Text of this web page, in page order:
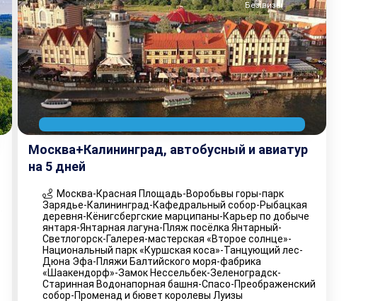
Без визы
Москва+Калининград, автобусный и авиатур
на 5 дней
Москва-Красная Площадь-Воробьвы горы-парк
Зарядье-Калининград-Кафедральный собор-Рыбацкая
деревня-Кёнигсбергские марципаны-Карьер по добыче
янтаря-Янтарная лагуна-Пляж посёлка Янтарный-
Светлогорск-Галерея-мастерская «Второе солнце»-
Национальный парк «Куршская коса»-Танцующий лес-
Дюна Эфа-Пляжи Балтийского моря-фабрика
«Шаакендорф»-Замок Нессельбек-Зеленоградск-
Старинная Водонапорная башня-Спасо-Преображенский
собор-Променад и бювет королевы Луизы